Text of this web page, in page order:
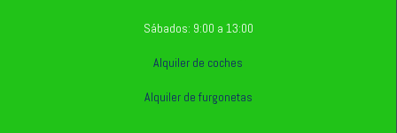
Sábados: 9:00 a 13:00
Alquiler de coches
Alquiler de furgonetas